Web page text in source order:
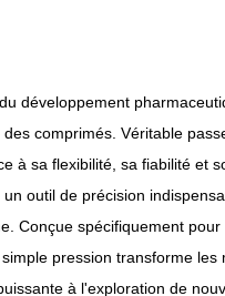
développement
comprimés. Véritable
à sa flexibilité, sa fiabilité et
outil de précision
Conçue spécifiquement
pression transforme
à l'exploration de